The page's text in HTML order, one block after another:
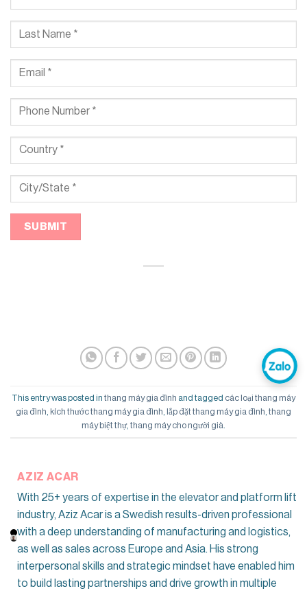
This entry was posted in thang máy gia đình and tagged các loại thang máy
gia đình
kích thước thang máy gia đình lắp đặt thang máy gia đình thang
máy biệt thự, thang máy cho người già
AZIZ ACAR
With 25+ years of expertise in the elevator and platform lift
industry, Aziz Acar is a Swedish results-driven professional
with a deep understanding of manufacturing and logistics,
as well as sales across Europe and Asia. His strong
interpersonal skills and strategic mindset have enabled him
to build lasting partnerships and drive growth in multiple